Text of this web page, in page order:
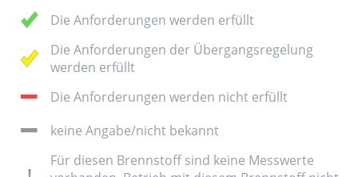
Die Anforderungen werden erfüllt
Die Anforderungen der Übergangsregelung
werden erfüllt
Die Anforderungen werden nicht erfüllt
keine Angabe/nicht bekannt
Für diesen Brennstoff sind keine Messwerte